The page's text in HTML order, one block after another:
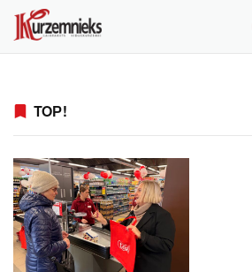
TOP!